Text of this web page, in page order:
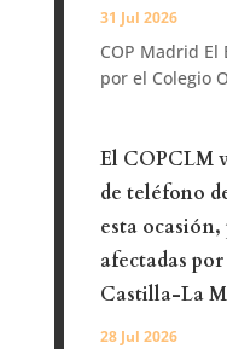
31 Jul 2026
COP Madrid El
por el Colegio
El COPCLM
de teléfono
esta ocasión,
afectadas
Castilla-La
28 Jul 2026